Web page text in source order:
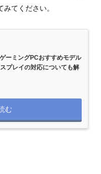
てください。
ーミングPCおすすめモデル
プレイの対応についても解
む